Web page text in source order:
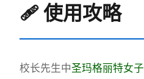
🩹 使用攻略
校长先生中圣玛格丽特女